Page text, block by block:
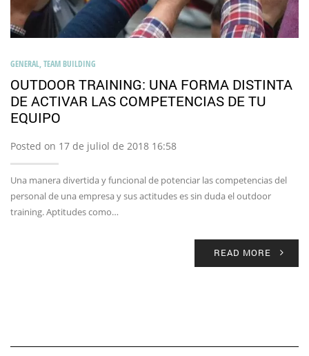
GENERAL,TEAM BUILDING
OUTDOOR TRAINING: UNA FORMA DISTINTA
DE ACTIVAR LAS COMPETENCIAS DE TU
EQUIPO
Posted on 17 de juliol de 2018 16:58
Una manera divertida y funcional de potenciar las competencias del
personal de una empresa y sus actitudes es sin duda el outdoor
training. Aptitudes como…
READ MORE